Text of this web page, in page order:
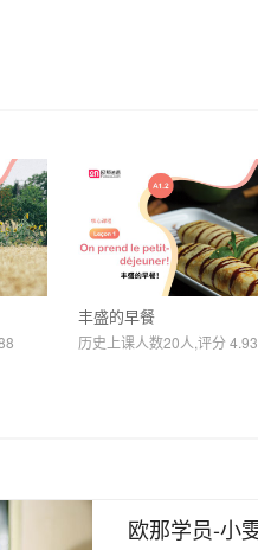
丰盛的早餐
历史上课人数20人,评分 4.93
欧那学员-小